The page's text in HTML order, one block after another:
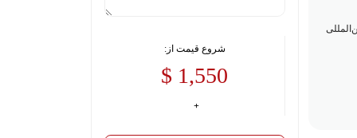
شروع قیمت از:
1,550 $